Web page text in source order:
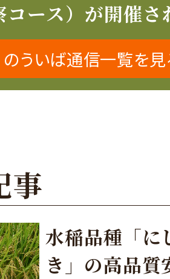
コース）が開催さ
のういば通信一覧を
事
水稲品種「に
き」の高品質